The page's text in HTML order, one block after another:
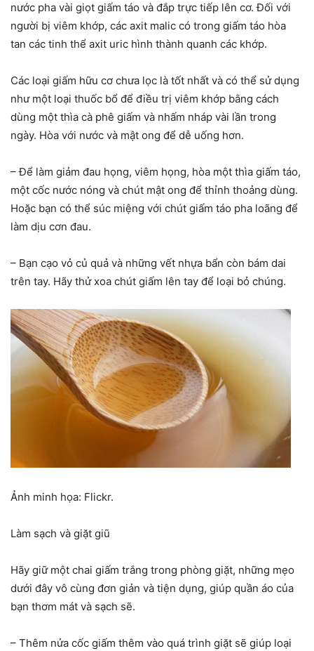
nước pha vài giọt giấm táo và đắp trực tiếp lên cơ. Đối với
người bị viêm khớp, các axit malic có trong giấm táo hòa
tan các tinh thể axit uric hình thành quanh các khớp.
Các loại giấm hữu cơ chưa lọc là tốt nhất và có thể sử dụng
như một loại thuốc bổ để điều trị viêm khớp bằng cách
dùng một thìa cà phê giấm và nhấm nháp vài lần trong
ngày. Hòa với nước và mật ong để dễ uống hơn.
– Để làm giảm đau họng, viêm họng, hòa một thìa giấm táo,
một cốc nước nóng và chút mật ong để thỉnh thoảng dùng.
Hoặc bạn có thể súc miệng với chút giấm táo pha loãng để
làm dịu cơn đau.
– Bạn cạo vỏ củ quả và những vết nhựa bẩn còn bám dai
trên tay. Hãy thử xoa chút giấm lên tay để loại bỏ chúng.
Ảnh minh họa: Flickr.
Làm sạch và giặt giũ
Hãy giữ một chai giấm trắng trong phòng giặt, những mẹo
dưới đây vô cùng đơn giản và tiện dụng, giúp quần áo của
bạn thơm mát và sạch sẽ.
– Thêm nửa cốc giấm thêm vào quá trình giặt sẽ giúp loại